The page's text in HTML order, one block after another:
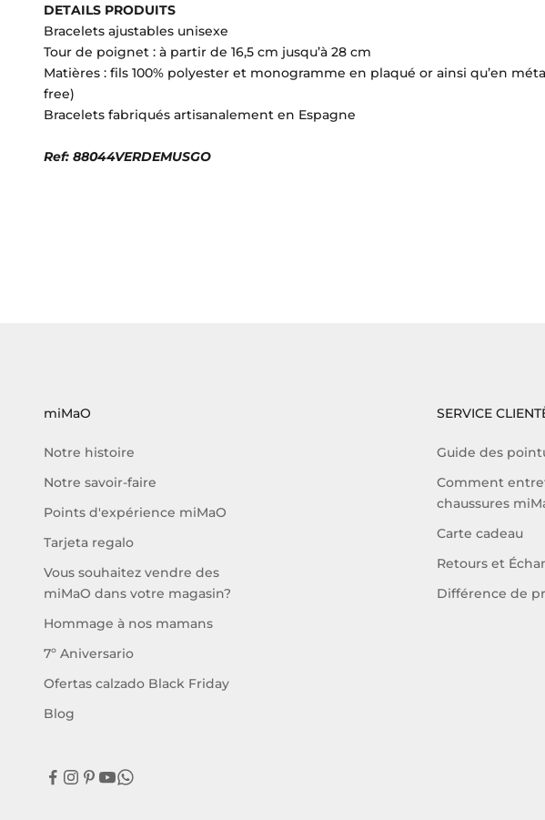
DETAILS PRODUITS
Bracelets ajustables unisexe
Tour de poignet : à partir de 16,5 cm jusqu’à 28 cm
Matières : fils 100% polyester et monogramme en plaqué or ainsi qu’en
free)
Bracelets fabriqués artisanalement en Espagne
Ref: 88044VERDEMUSGO
miMaO
Notre histoire
Notre savoir-faire
Points d'expérience miMaO
Tarjeta regalo
Vous souhaitez vendre des
miMaO dans votre magasin?
Hommage à nos mamans
7º Aniversario
Ofertas calzado Black Friday
Blog
SERVICE
Guide des
Comment
chaussures
Carte cadeau
Retours et
Différence de